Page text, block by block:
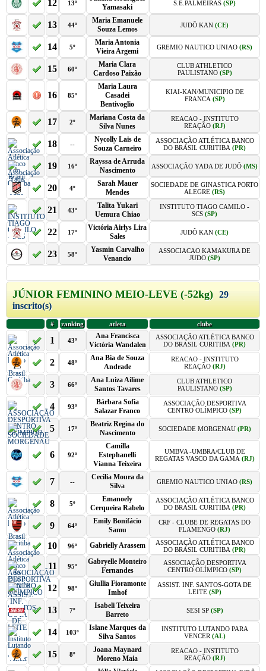
12 13º
Yamasaki
S.E.PALMEIRAS(SP)
13 44º
Maria Emanuele
Souza Lemos
JUDÔ KAN(CE)
14 5º
Maria Antonia
Vieira Argemi
GREMIO NAUTICO UNIAO(RS)
15 60º
Maria Clara
Cardoso Paixão
CLUB ATHLETICO
PAULISTANO (SP)
16 85º
Maria Laura
Casadei
Bentivoglio
KIAI-KAN/MUNICIPIO DE
FRANCA (SP)
17 2º
Mariana Costa da
Silva Nunes
REACAO - INSTITUTO
REAÇÃO (RJ)
18 --
Nycolly Lais de
Souza Carneiro
ASSOCIAÇÃO ATLÉTICA BANCO
DO BRASIL CURITIBA(PR)
19 16º
Rayssa de Arruda
Nascimento
ASSOCIAÇÃO YADA DE JUDÔ(MS)
20 4º
Sarah Mauer
Mendes
SOCIEDADE DE GINASTICA PORTO
ALEGRE(RS)
21 43º
Talita Yukari
Uemura Chiao
INSTITUTO TIAGO CAMILO -
SCS(SP)
22 17º
Victória Airlys Lira
Sales
JUDÔ KAN(CE)
23 58º
Yasmin Carvalho
Venancio
ASSOCIACAO KAMAKURA DE
JUDO (SP)
JÚNIOR FEMININO MEIO-LEVE (-52kg)29
inscrito(s)
# ranking atleta clube
1 43º
Ana Francisca
Victória Wandalen
ASSOCIAÇÃO ATLÉTICA BANCO
DO BRASIL CURITIBA(PR)
2 48º
Ana Bia de Souza
Andrade
REACAO - INSTITUTO
REAÇÃO (RJ)
3 66º
Ana Luiza Ailime
Santos Tavares
CLUB ATHLETICO
PAULISTANO (SP)
4 93º
Bárbara Sofia
Salazar Franco
ASSOCIAÇÃO DESPORTIVA
CENTRO OLÍMPICO(SP)
5 17º
Beatriz Regina do
Nascimento
SOCIEDADE MORGENAU (PR)
6 92º
Camilla
Estephanelli
Vianna Teixeira
UMBVA -UMBRA/CLUB DE
REGATAS VASCO DA GAMA (RJ)
7 --
Cecilia Moura da
Silva
GREMIO NAUTICO UNIAO(RS)
8 5º
Emanoely
Cerqueira Rabelo
ASSOCIAÇÃO ATLÉTICA BANCO
DO BRASIL CURITIBA(PR)
9 64º
Emily Bonifácio
Samu
CRF - CLUBE DE REGATAS DO
FLAMENGO(RJ)
10 96º Gabrielly Arassem
ASSOCIAÇÃO ATLÉTICA BANCO
DO BRASIL CURITIBA(PR)
11 95º
Gabryelle Monteiro
Fernandes
ASSOCIAÇÃO DESPORTIVA
CENTRO OLÍMPICO(SP)
12 98º
Giullia Fioramonte
Imhof
ASSIST. INF. SANTOS-GOTA DE
LEITE (SP)
13 7º
Isabeli Teixeira
Barreto
SESI SP (SP)
14 103º
Islane Marques da
Silva Santos
INSTITUTO LUTANDO PARA
VENCER (AL)
15 8º
Joana Maynard
Moreno Maia
REACAO - INSTITUTO
REAÇÃO (RJ)